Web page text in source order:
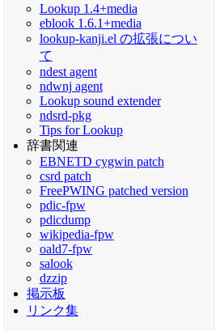
Lookup 1.4+media
eblook 1.6.1+media
lookup-kanji.el の拡張につい
て
ndest agent
ndwnj agent
Lookup sound extender
ndsrd-pkg
Tips for Lookup
辞書関連
EBNETD cygwin patch
csrd patch
FreePWING patched version
pdic-fpw
pdicdump
wikipedia-fpw
oald7-fpw
salook
dzzip
掲示板
リンク集